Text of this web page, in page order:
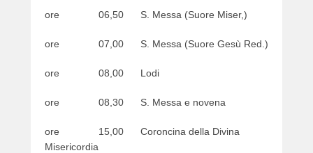
ore 06,50 S. Messa (Suore Miser,)
ore 07,00 S. Messa (Suore Gesù Red.)
ore 08,00 Lodi
ore 08,30 S. Messa e novena
ore 15,00 Coroncina della Divina
Misericordia